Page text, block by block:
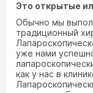
Это открытые
Обычно мы
традиционный
уже нами
как у нас в